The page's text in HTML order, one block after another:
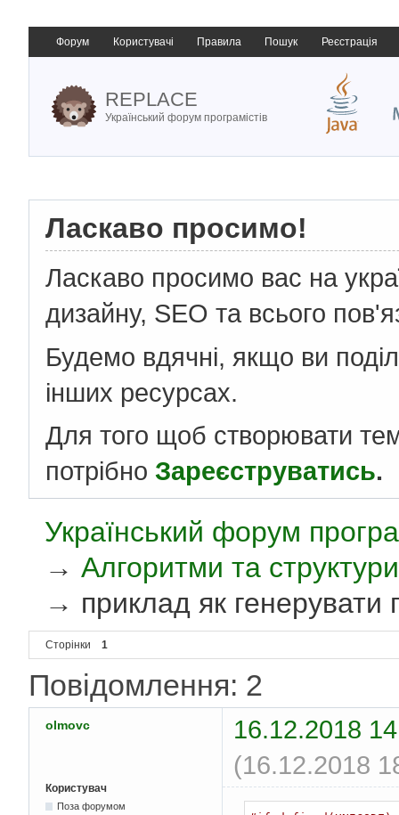
Форум Користувачі Правила Пошук Реєстрація
REPLACE
Український форум програмістів
Ласкаво просимо!
Ласкаво просимо вас на
дизайну, SEO та всього
Будемо вдячні, якщо ви
інших ресурсах.
Для того щоб створювати
потрібно Зареєструватись.
Український форум
→Алгоритми та
→ приклад як генерувати
Сторінки 1
Повідомлення: 2
olmovc
16.12.2018
(16.12.2018
Користувач
Поза форумом